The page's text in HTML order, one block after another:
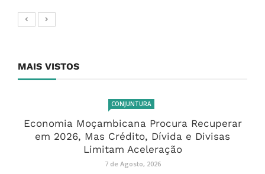
MAIS VISTOS
CONJUNTURA
Economia Moçambicana Procura Recuperar
em 2026, Mas Crédito, Dívida e Divisas
Limitam Aceleração
7 de Agosto, 2026